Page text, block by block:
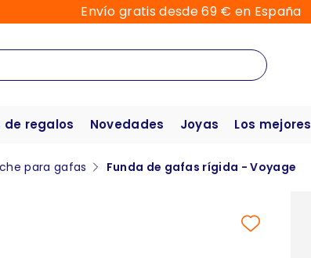
Envío gratis desde 69 € en España
de regalos Novedades Joyas Los mejores
para gafas Funda de gafas rígida - Voyage